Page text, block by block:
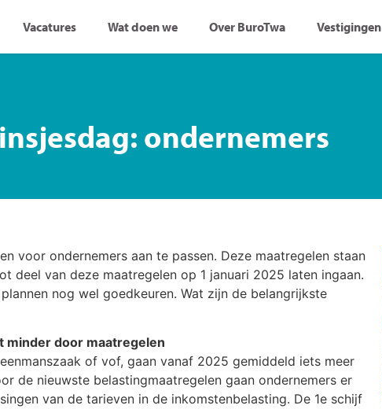
Vacatures Wat doen we Over BuroTwa Vestigingen
ondernemers
voor ondernemers aan te passen. Deze maatregelen staan
deel van deze maatregelen op 1 januari 2025 laten ingaan.
nog wel goedkeuren. Wat zijn de belangrijkste
minder door maatregelen
of vof, gaan vanaf 2025 gemiddeld iets meer
de nieuwste belastingmaatregelen gaan ondernemers er
van de tarieven in de inkomstenbelasting. De 1e schijf